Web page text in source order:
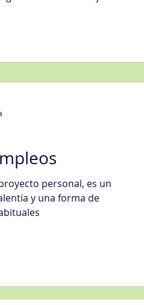
personal, es un
y una forma de